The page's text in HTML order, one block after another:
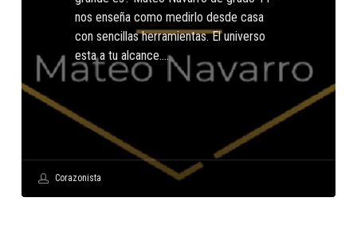
nos enseña como medirlo desde casa
con sencillas herramientas. El universo
esta a tu alcance.…
Corazonista